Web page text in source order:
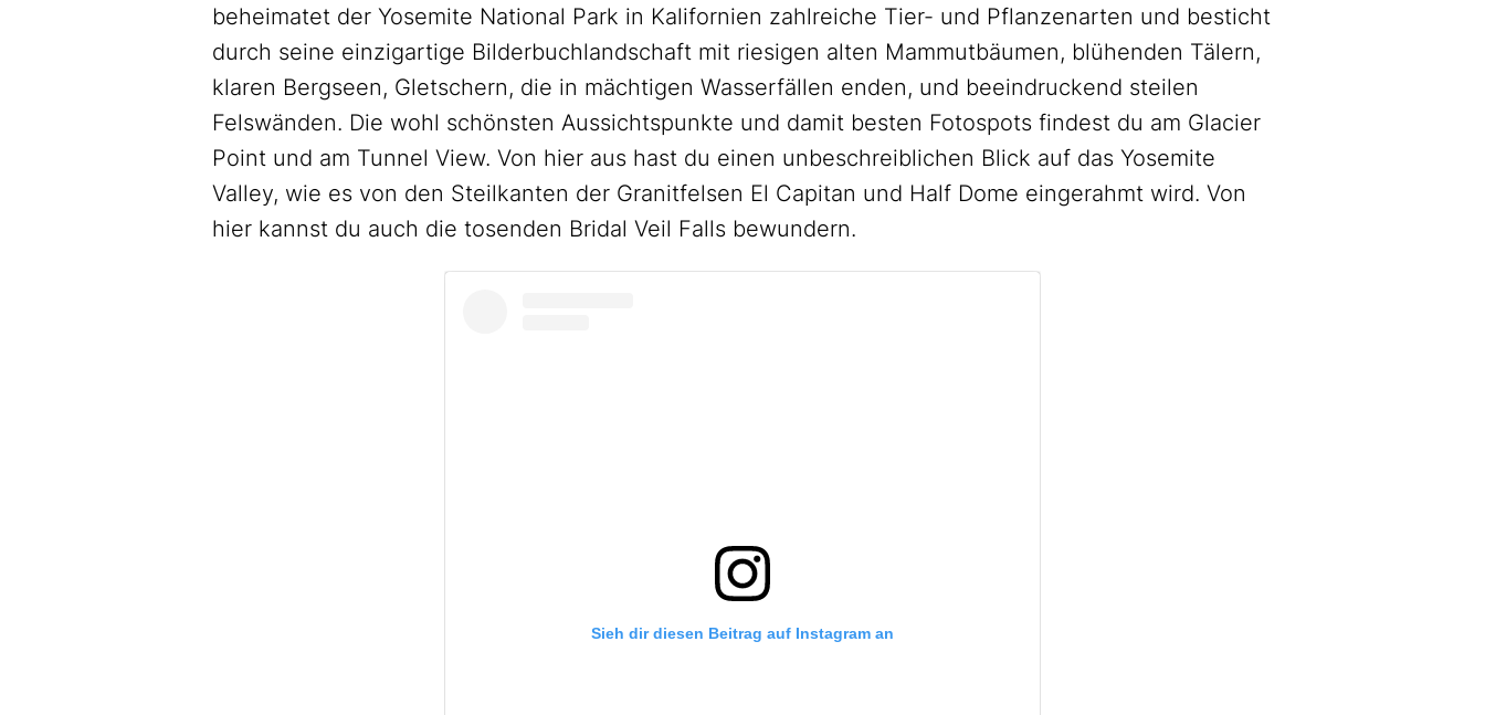
beheimatet der Yosemite National Park in Kalifornien zahlreiche Tier- und Pflanzenarten und besticht
durch seine einzigartige Bilderbuchlandschaft mit riesigen alten Mammutbäumen, blühenden Tälern,
klaren Bergseen, Gletschern, die in mächtigen Wasserfällen enden, und beeindruckend steilen
Felswänden. Die wohl schönsten Aussichtspunkte und damit besten Fotospots findest du am Glacier
Point und am Tunnel View. Von hier aus hast du einen unbeschreiblichen Blick auf das Yosemite
Valley, wie es von den Steilkanten der Granitfelsen El Capitan und Half Dome eingerahmt wird. Von
hier kannst du auch die tosenden Bridal Veil Falls bewundern.
Sieh dir diesen Beitrag auf Instagram an